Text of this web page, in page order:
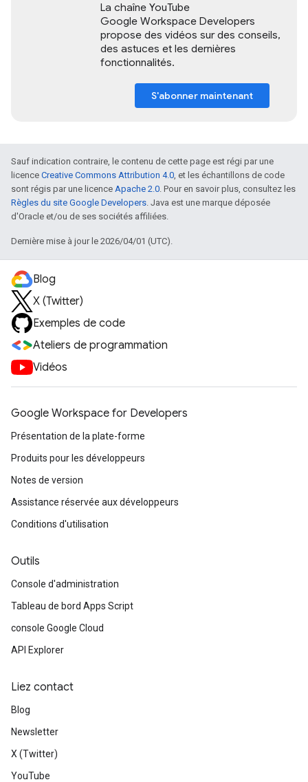
La chaîne YouTube
Google Workspace Developers
propose des vidéos sur des conseils,
des astuces et les dernières
fonctionnalités.
S'abonner maintenant
Sauf indication contraire, le contenu de cette page est régi par une
licence Creative Commons Attribution 4.0, et les échantillons de code
sont régis par une licence Apache 2.0. Pour en savoir plus, consultez les
Règles du site Google Developers. Java est une marque déposée
d'Oracle et/ou de ses sociétés affiliées.
Dernière mise à jour le 2026/04/01 (UTC).
Blog
X (Twitter)
Exemples de code
Ateliers de programmation
Vidéos
Google Workspace for Developers
Présentation de la plate-forme
Produits pour les développeurs
Notes de version
Assistance réservée aux développeurs
Conditions d'utilisation
Outils
Console d'administration
Tableau de bord Apps Script
console Google Cloud
API Explorer
Liez contact
Blog
Newsletter
X (Twitter)
YouTube